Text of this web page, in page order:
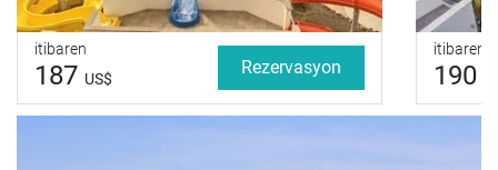
itibaren
187 US$
Rezervasyon
itibaren
190